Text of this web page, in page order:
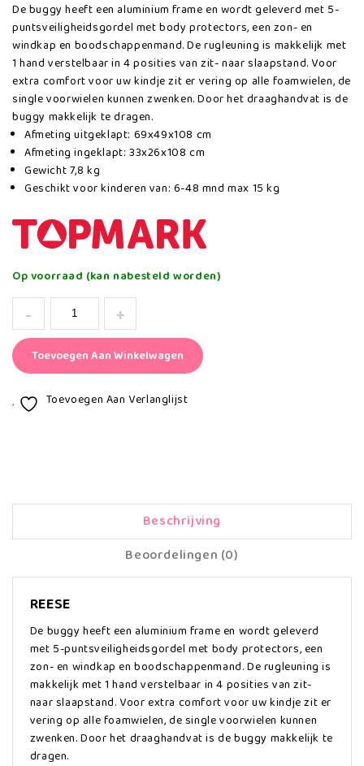
De buggy heeft een aluminium frame en wordt geleverd met 5-
puntsveiligheidsgordel met body protectors, een zon- en
windkap en boodschappenmand. De rugleuning is makkelijk met
1 hand verstelbaar in 4 posities van zit- naar slaapstand. Voor
extra comfort voor uw kindje zit er vering op alle foamwielen, de
single voorwielen kunnen zwenken. Door het draaghandvat is de
buggy makkelijk te dragen.
Afmeting uitgeklapt: 69x49x108 cm
Afmeting ingeklapt: 33x26x108 cm
Gewicht 7,8 kg
Geschikt voor kinderen van: 6-48 mnd max 15 kg
Op voorraad (kan nabesteld worden)
Toevoegen Aan Winkelwagen
Toevoegen Aan Verlanglijst
Beschrijving
Beoordelingen (0)
REESE
De buggy heeft een aluminium frame en wordt geleverd
met 5-puntsveiligheidsgordel met body protectors, een
zon- en windkap en boodschappenmand. De rugleuning is
makkelijk met 1 hand verstelbaar in 4 posities van zit-
naar slaapstand. Voor extra comfort voor uw kindje zit er
vering op alle foamwielen, de single voorwielen kunnen
zwenken. Door het draaghandvat is de buggy makkelijk te
dragen.